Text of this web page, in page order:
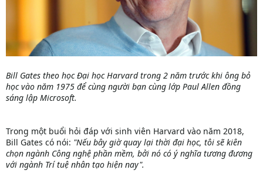
Bill Gates theo học Đại học Harvard trong 2 năm trước khi ông bỏ
học vào năm 1975 để cùng người bạn cùng lớp Paul Allen đồng
sáng lập Microsoft.
Trong một buổi hỏi đáp với sinh viên Harvard vào năm 2018,
Bill Gates có nói: "Nếu bây giờ quay lại thời đại học, tôi sẽ kiên
chọn ngành Công nghệ phần mềm, bởi nó có ý nghĩa tương đương
với ngành Trí tuệ nhân tạo hiện nay".